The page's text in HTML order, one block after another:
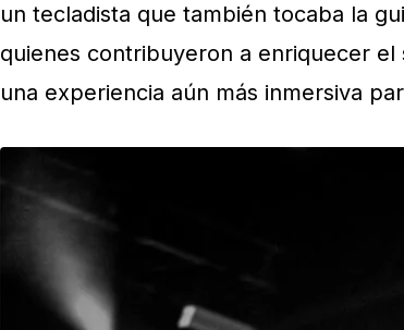
un tecladista que también tocaba la
quienes contribuyeron a enriquecer
una experiencia aún más inmersiva